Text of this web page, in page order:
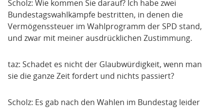
Scholz: Wie kommen Sie darauf? Ich habe zwei
Bundestagswahlkämpfe bestritten, in denen die
Vermögenssteuer im Wahlprogramm der SPD stand,
und zwar mit meiner ausdrücklichen Zustimmung.
taz: Schadet es nicht der Glaubwürdigkeit, wenn man
sie die ganze Zeit fordert und nichts passiert?
Scholz: Es gab nach den Wahlen im Bundestag leider